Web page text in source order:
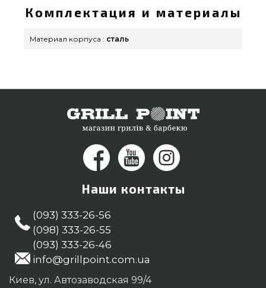
Комплектация и материалы
Материал корпуса : сталь
Наши контакты
(093) 333-26-56
(098) 333-26-55
(093) 333-26-46
info@grillpoint.com.ua
Киев, ул. Автозаводская 99/4